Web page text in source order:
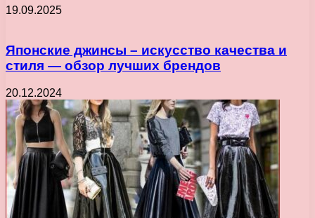
19.09.2025
Японские джинсы – искусство качества и
стиля — обзор лучших брендов
20.12.2024